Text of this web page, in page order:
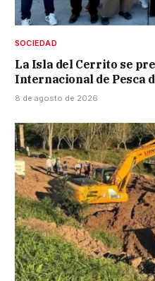
SOCIEDAD
La Isla del Cerrito se
Internacional de Pesca
8 de agosto de 2026